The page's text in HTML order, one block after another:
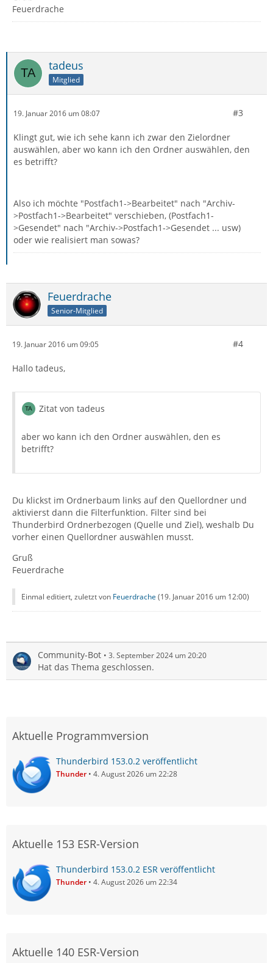
Feuerdrache
tadeus
Mitglied
19. Januar 2016 um 08:07 #3
Klingt gut, wie ich sehe kann ich zwar den Zielordner
auswählen, aber wo kann ich den Ordner auswählen, den
es betrifft?
Also ich möchte "Postfach1->Bearbeitet" nach "Archiv-
>Postfach1->Bearbeitet" verschieben, (Postfach1-
>Gesendet" nach "Archiv->Postfach1->Gesendet ... usw)
oder wie realisiert man sowas?
Feuerdrache
Senior-Mitglied
19. Januar 2016 um 09:05 #4
Hallo tadeus,
Zitat von tadeus
aber wo kann ich den Ordner auswählen, den es
betrifft?
Du klickst im Ordnerbaum links auf den Quellordner und
aktivierst dann die Filterfunktion. Filter sind bei
Thunderbird Ordnerbezogen (Quelle und Ziel), weshalb Du
vorher einen Quellordner auswählen musst.
Gruß
Feuerdrache
Einmal editiert, zuletzt von Feuerdrache (19. Januar 2016 um 12:00)
Community-Bot 3. September 2024 um 20:20
Hat das Thema geschlossen.
Aktuelle Programmversion
Thunderbird 153.0.2 veröffentlicht
Thunder 4. August 2026 um 22:28
Aktuelle 153 ESR-Version
Thunderbird 153.0.2 ESR veröffentlicht
Thunder 4. August 2026 um 22:34
Aktuelle 140 ESR-Version